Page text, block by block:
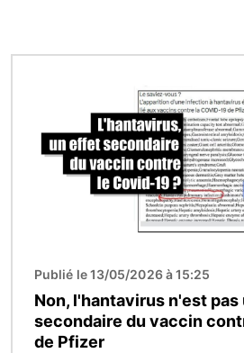
Publié le 13/05/2026 à 15:25
Non, l'hantavirus n'est
secondaire du vaccin
de Pfizer